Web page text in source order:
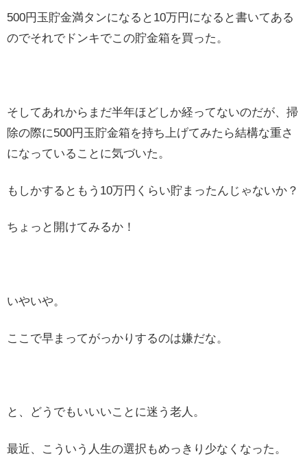
500円玉貯金満タンになると10万円になると書いてある
のでそれでドンキでこの貯金箱を買った。
そしてあれからまだ半年ほどしか経ってないのだが、掃
除の際に500円玉貯金箱を持ち上げてみたら結構な重さ
になっていることに気づいた。
もしかするともう10万円くらい貯まったんじゃないか？
ちょっと開けてみるか！
いやいや。
ここで早まってがっかりするのは嫌だな。
と、どうでもいいいことに迷う老人。
最近、こういう人生の選択もめっきり少なくなった。